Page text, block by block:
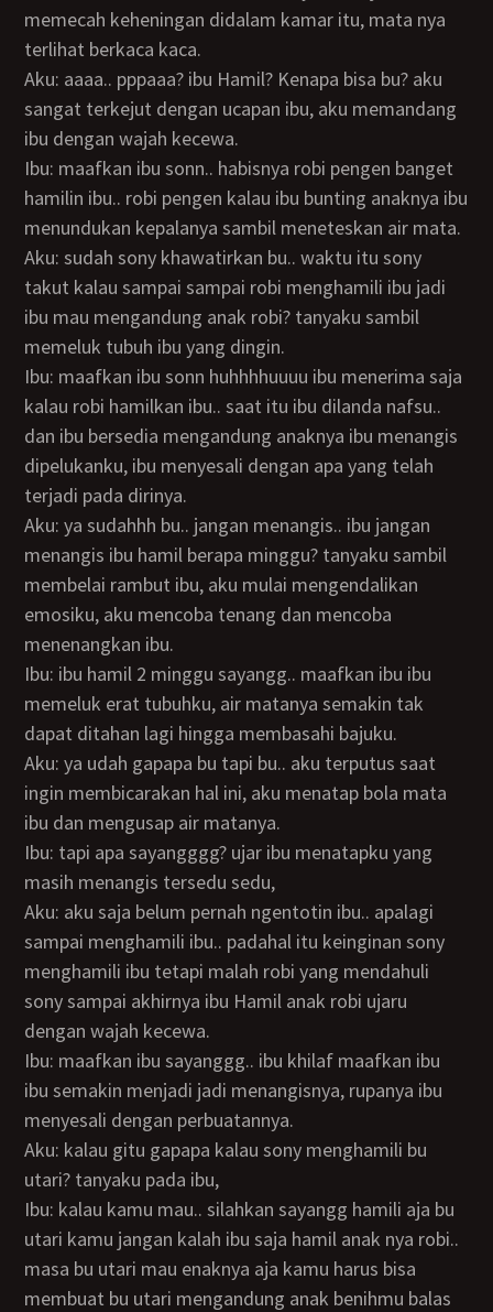
memecah keheningan didalam kamar itu, mata nya
terlihat berkaca kaca.
Aku: aaaa.. pppaaa? ibu Hamil? Kenapa bisa bu? aku
sangat terkejut dengan ucapan ibu, aku memandang
ibu dengan wajah kecewa.
Ibu: maafkan ibu sonn.. habisnya robi pengen banget
hamilin ibu.. robi pengen kalau ibu bunting anaknya ibu
menundukan kepalanya sambil meneteskan air mata.
Aku: sudah sony khawatirkan bu.. waktu itu sony
takut kalau sampai sampai robi menghamili ibu jadi
ibu mau mengandung anak robi? tanyaku sambil
memeluk tubuh ibu yang dingin.
Ibu: maafkan ibu sonn huhhhhuuuu ibu menerima saja
kalau robi hamilkan ibu.. saat itu ibu dilanda nafsu..
dan ibu bersedia mengandung anaknya ibu menangis
dipelukanku, ibu menyesali dengan apa yang telah
terjadi pada dirinya.
Aku: ya sudahhh bu.. jangan menangis.. ibu jangan
menangis ibu hamil berapa minggu? tanyaku sambil
membelai rambut ibu, aku mulai mengendalikan
emosiku, aku mencoba tenang dan mencoba
menenangkan ibu.
Ibu: ibu hamil 2 minggu sayangg.. maafkan ibu ibu
memeluk erat tubuhku, air matanya semakin tak
dapat ditahan lagi hingga membasahi bajuku.
Aku: ya udah gapapa bu tapi bu.. aku terputus saat
ingin membicarakan hal ini, aku menatap bola mata
ibu dan mengusap air matanya.
Ibu: tapi apa sayangggg? ujar ibu menatapku yang
masih menangis tersedu sedu,
Aku: aku saja belum pernah ngentotin ibu.. apalagi
sampai menghamili ibu.. padahal itu keinginan sony
menghamili ibu tetapi malah robi yang mendahuli
sony sampai akhirnya ibu Hamil anak robi ujaru
dengan wajah kecewa.
Ibu: maafkan ibu sayanggg.. ibu khilaf maafkan ibu
ibu semakin menjadi jadi menangisnya, rupanya ibu
menyesali dengan perbuatannya.
Aku: kalau gitu gapapa kalau sony menghamili bu
utari? tanyaku pada ibu,
Ibu: kalau kamu mau.. silahkan sayangg hamili aja bu
utari kamu jangan kalah ibu saja hamil anak nya robi..
masa bu utari mau enaknya aja kamu harus bisa
membuat bu utari mengandung anak benihmu balas